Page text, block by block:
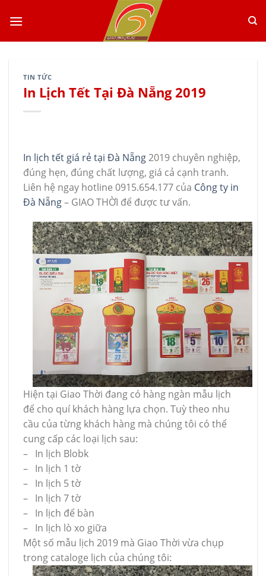
TIN TỨC
In Lịch Tết Tại Đà Nẵng 2019
In lịch tết giá rẻ tại Đà Nẵng2019 chuyên nghiệp,
đúng hẹn, đúng chất lượng, giá cả cạnh tranh.
Liên hệ ngay hotline 0915.654.177 của Công ty in
Đà Nẵng– GIAO THỜI để được tư vấn.
Hiện tại Giao Thời đang có hàng ngàn mẫu lịch
để cho quí khách hàng lựa chọn. Tuỳ theo nhu
cầu của từng khách hàng mà chúng tôi có thể
cung cấp các loại lịch sau:
– In lịch Blobk
– In lịch 1 tờ
– In lịch 5 tờ
– In lịch 7 tờ
– In lịch để bàn
– In lịch lò xo giữa
Một số mẫu lịch 2019 mà Giao Thời vừa chụp
trong cataloge lịch của chúng tôi: